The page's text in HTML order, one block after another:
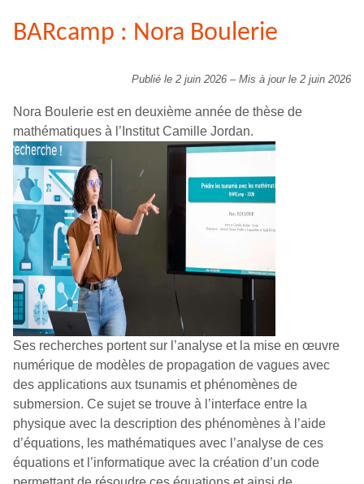
BARcamp : Nora Boulerie
Publié le 2 juin 2026 – Mis à jour le 2 juin 2026
Nora Boulerie est en deuxième année de thèse de
mathématiques à l’Institut Camille Jordan.
Ses recherches portent sur l’analyse et la mise en œuvre
numérique de modèles de propagation de vagues avec
des applications aux tsunamis et phénomènes de
submersion. Ce sujet se trouve à l’interface entre la
physique avec la description des phénomènes à l’aide
d’équations, les mathématiques avec l’analyse de ces
équations et l’informatique avec la création d’un code